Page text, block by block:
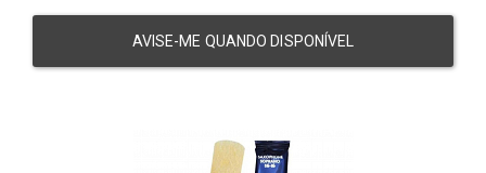
AVISE-ME QUANDO DISPONÍVEL